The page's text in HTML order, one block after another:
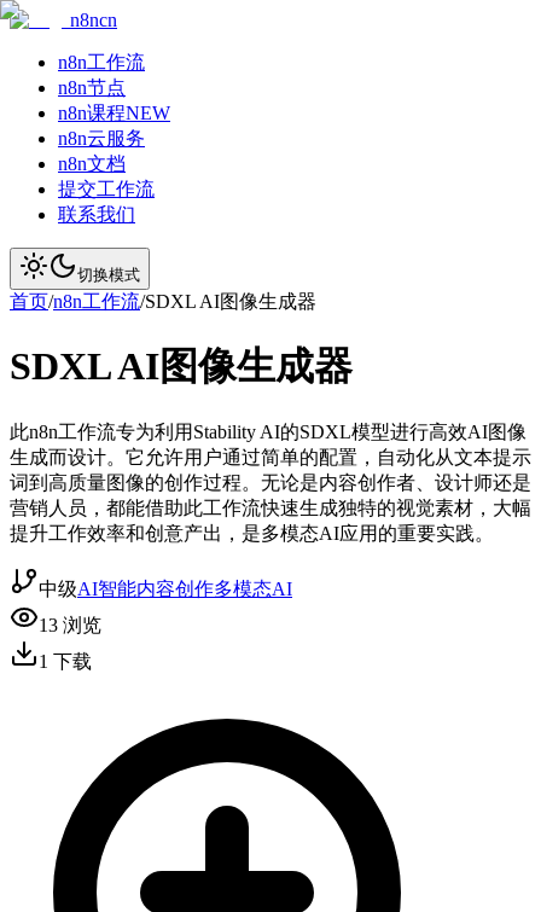
n8ncn
n8n工作流
n8n节点
n8n课程NEW
n8n云服务
n8n文档
提交工作流
联系我们
切换模式
首页/n8n工作流/SDXL AI图像生成器
SDXL AI图像生成器
此n8n工作流专为利用Stability AI的SDXL模型进行高效AI图像
生成而设计。它允许用户通过简单的配置，自动化从文本提示
词到高质量图像的创作过程。无论是内容创作者、设计师还是
营销人员，都能借助此工作流快速生成独特的视觉素材，大幅
提升工作效率和创意产出，是多模态AI应用的重要实践。
中级AI智能内容创作多模态AI
13 浏览
1 下载